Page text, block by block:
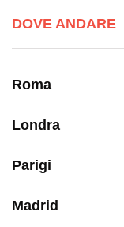
DOVE ANDARE
Roma
Londra
Parigi
Madrid